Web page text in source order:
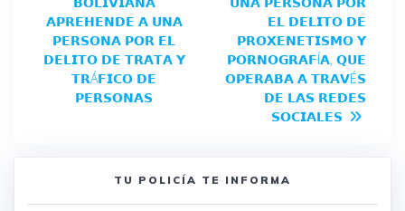
𝗔𝗣𝗥𝗘𝗛𝗘𝗡𝗗𝗘 𝗔 𝗨𝗡𝗔
𝗣𝗘𝗥𝗦𝗢𝗡𝗔 𝗣𝗢𝗥 𝗘𝗟
𝗗𝗘𝗟𝗜𝗧𝗢 𝗗𝗘 𝗧𝗥𝗔𝗧𝗔 𝗬
𝗧𝗥Á𝗙𝗜𝗖𝗢 𝗗𝗘
𝗣𝗘𝗥𝗦𝗢𝗡𝗔𝗦
𝗘𝗟 𝗗𝗘𝗟𝗜𝗧𝗢 𝗗𝗘
𝗣𝗥𝗢𝗫𝗘𝗡𝗘𝗧𝗜𝗦𝗠𝗢 𝗬
𝗣𝗢𝗥𝗡𝗢𝗚𝗥𝗔𝗙Í𝗔, 𝗤𝗨𝗘
𝗢𝗣𝗘𝗥𝗔𝗕𝗔 𝗔 𝗧𝗥𝗔𝗩É𝗦
𝗗𝗘 𝗟𝗔𝗦 𝗥𝗘𝗗𝗘𝗦
𝗦𝗢𝗖𝗜𝗔𝗟𝗘𝗦
TU POLICÍA TE INFORMA